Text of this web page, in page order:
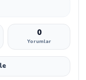
0
Yorumlar